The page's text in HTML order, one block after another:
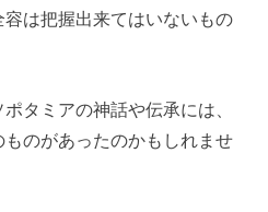
は把握出来てはいないもの
タミアの神話や伝承には、
のがあったのかもしれませ